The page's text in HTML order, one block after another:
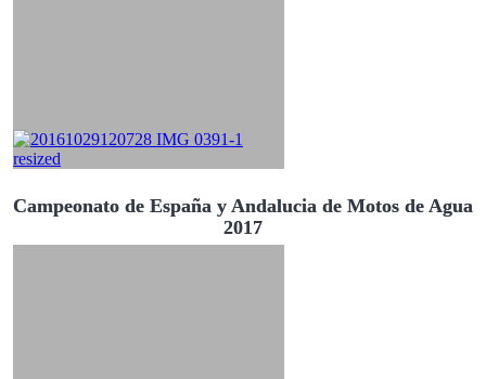
Campeonato de España y Andalucia de Motos de Agua
2017